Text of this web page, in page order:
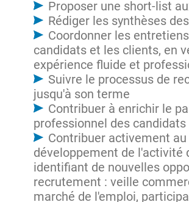
Proposer une short-list
Rédiger les synthèses
Coordonner les
candidats et les clients, en
expérience fluide et
Suivre le processus de
jusqu'à son terme
Contribuer à enrichir le
professionnel des candidats
Contribuer activement au
développement de l'activité
identifiant de nouvelles
recrutement : veille
marché de l'emploi,